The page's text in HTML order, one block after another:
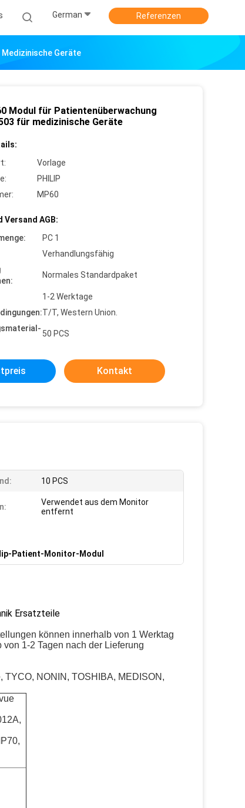
German Referenzen
Medizinische Geräte
Modul für Patientenüberwachung
für medizinische Geräte
Vorlage
PHILIP
MP60
Versand AGB:
PC 1
Verhandlungsfähig
Normales Standardpaket
1-2 Werktage
T/T, Western Union.
50 PCS
Kontakt
10 PCS
Verwendet aus dem Monitor
entfernt
Patient-Monitor-Modul
Ersatzteile
können innerhalb von 1 Werktag
1-2 Tagen nach der Lieferung
NONIN, TOSHIBA, MEDISON,